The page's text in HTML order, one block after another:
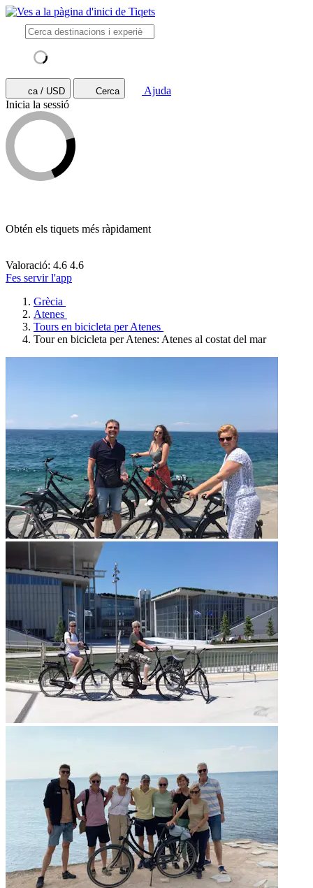
ca / USD Cerca
Ajuda
Inicia la sessió
Obtén els tiquets més ràpidament
Valoració: 4.6 4.6
Fes servir l'app
Grècia
Atenes
Tours en bicicleta per Atenes
Tour en bicicleta per Atenes: Atenes al costat del mar